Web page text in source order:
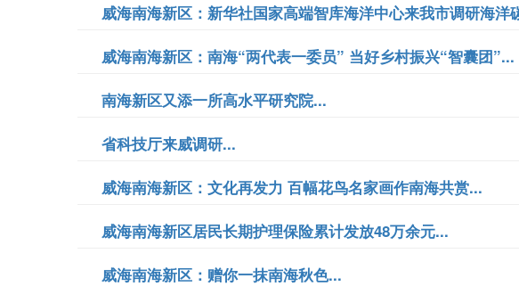
威海南海新区：新华社国家高端智库海洋中心来我市调研海洋
威海南海新区：南海“两代表一委员” 当好乡村振兴“智囊团”...
南海新区又添一所高水平研究院...
省科技厅来威调研...
威海南海新区：文化再发力 百幅花鸟名家画作南海共赏...
威海南海新区居民长期护理保险累计发放48万余元...
威海南海新区：赠你一抹南海秋色...